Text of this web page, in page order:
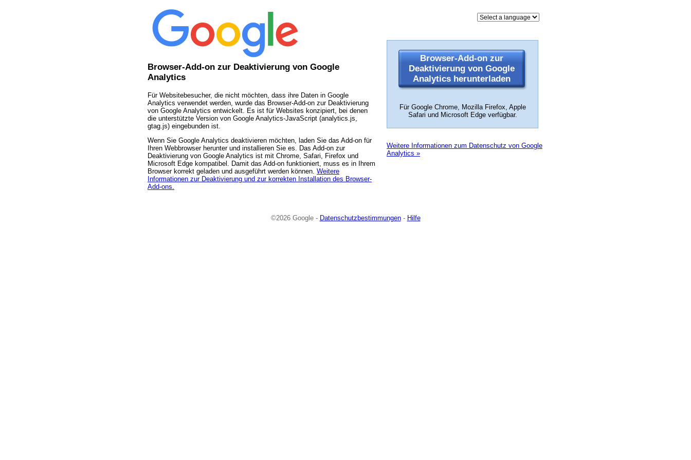
Browser-Add-on zur Deaktivierung von Google
Analytics
Für Websitebesucher, die nicht möchten, dass ihre Daten in Google
Analytics verwendet werden, wurde das Browser-Add-on zur Deaktivierung
von Google Analytics entwickelt. Es ist für Websites konzipiert, bei denen
die unterstützte Version von Google Analytics-JavaScript (analytics.js,
gtag.js) eingebunden ist.
Wenn Sie Google Analytics deaktivieren möchten, laden Sie das Add-on für
Ihren Webbrowser herunter und installieren Sie es. Das Add-on zur
Deaktivierung von Google Analytics ist mit Chrome, Safari, Firefox und
Microsoft Edge kompatibel. Damit das Add-on funktioniert, muss es in Ihrem
Browser korrekt geladen und ausgeführt werden können. Weitere
Informationen zur Deaktivierung und zur korrekten Installation des Browser-
Add-ons.
Browser-Add-on zur
Deaktivierung von Google
Analytics herunterladen
Für Google Chrome, Mozilla Firefox, Apple
Safari und Microsoft Edge verfügbar.
Weitere Informationen zum Datenschutz von Google
Analytics »
©2026 Google - Datenschutzbestimmungen- Hilfe